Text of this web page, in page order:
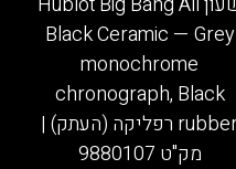
Black Ceramic — Grey
monochrome
chronograph, Black
rubber רפליקה (העתק) |
מק"ט 9880107